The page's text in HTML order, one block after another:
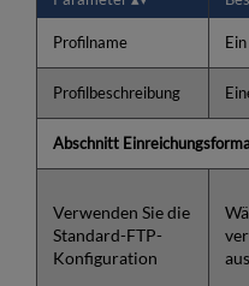
Profilname
Profilbeschreibung
Abschnitt
Verwenden Sie die
Standard-FTP-
Konfiguration